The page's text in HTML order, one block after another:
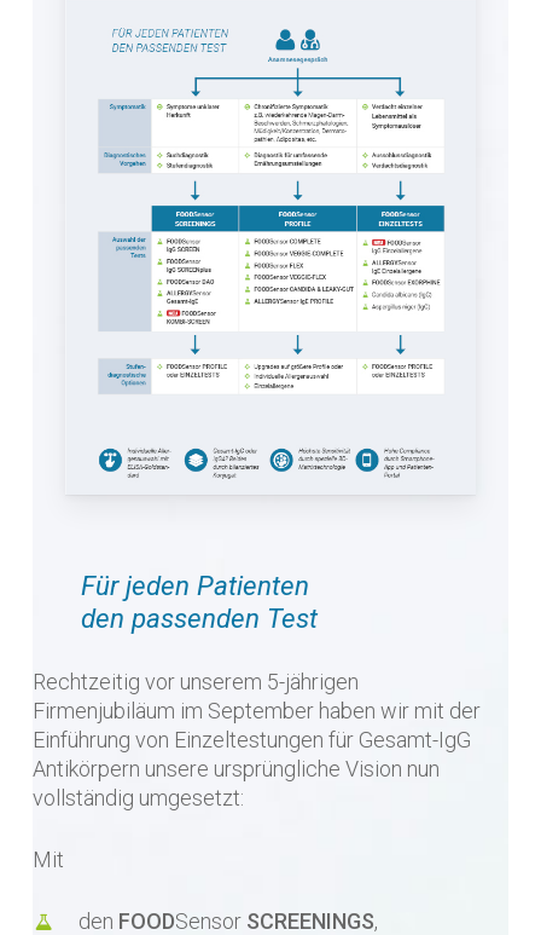
Für jeden Patienten
den passenden Test
Rechtzeitig vor unserem 5-jährigen
Firmenjubiläum im September haben wir mit der
Einführung von Einzeltestungen für Gesamt-IgG
Antikörpern unsere ursprüngliche Vision nun
vollständig umgesetzt:
Mit
den FOODSensor SCREENINGS,